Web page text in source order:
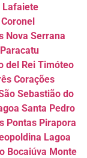
Lafaiete
Nova Serrana
del Rei Timóteo
Corações
Sebastião do
Santa Pedro
Pontas Pirapora
Lagoa
Bocaiúva Monte